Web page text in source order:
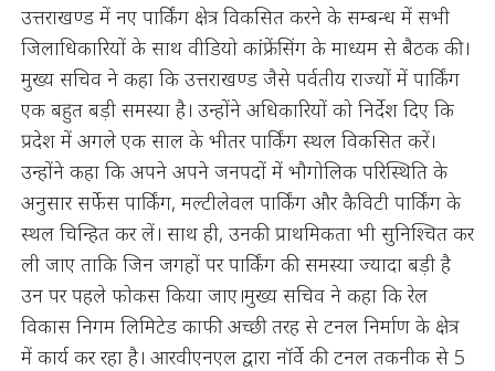
उत्तराखण्ड में नए पार्किंग क्षेत्र विकसित करने के सम्बन्ध में सभी
जिलाधिकारियों के साथ वीडियो कांफ्रेंसिंग के माध्यम से बैठक की।
मुख्य सचिव ने कहा कि उत्तराखण्ड जैसे पर्वतीय राज्यों में पार्किंग
एक बहुत बड़ी समस्या है। उन्होंने अधिकारियों को निर्देश दिए कि
प्रदेश में अगले एक साल के भीतर पार्किंग स्थल विकसित करें।
उन्होंने कहा कि अपने अपने जनपदों में भौगोलिक परिस्थिति के
अनुसार सर्फेस पार्किंग, मल्टीलेवल पार्किंग और कैविटी पार्किंग के
स्थल चिन्हित कर लें। साथ ही, उनकी प्राथमिकता भी सुनिश्चित कर
ली जाए ताकि जिन जगहों पर पार्किंग की समस्या ज्यादा बड़ी है
उन पर पहले फोकस किया जाए।मुख्य सचिव ने कहा कि रेल
विकास निगम लिमिटेड काफी अच्छी तरह से टनल निर्माण के क्षेत्र
में कार्य कर रहा है। आरवीएनएल द्वारा नॉर्वे की टनल तकनीक से 5